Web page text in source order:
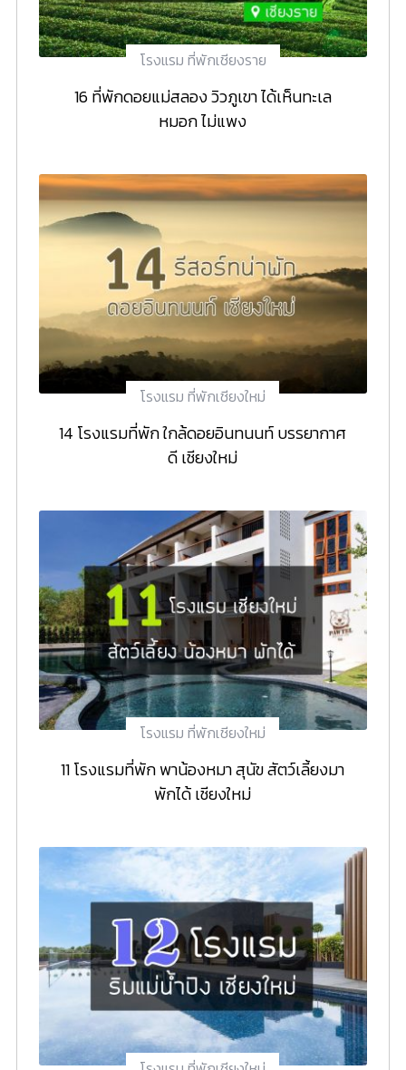
โรงแรม ที่พักเชียงราย
16 ที่พักดอยแม่สลอง วิวภูเขา ได้เห็นทะเล
หมอก ไม่แพง
โรงแรม ที่พักเชียงใหม่
14 โรงแรมที่พัก ใกล้ดอยอินทนนท์ บรรยากาศ
ดี เชียงใหม่
โรงแรม ที่พักเชียงใหม่
11 โรงแรมที่พัก พาน้องหมา สุนัข สัตว์เลี้ยงมา
พักได้ เชียงใหม่